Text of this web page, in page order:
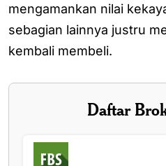
mengamankan nilai
sebagian lainnya justru
kembali membeli.
Daftar